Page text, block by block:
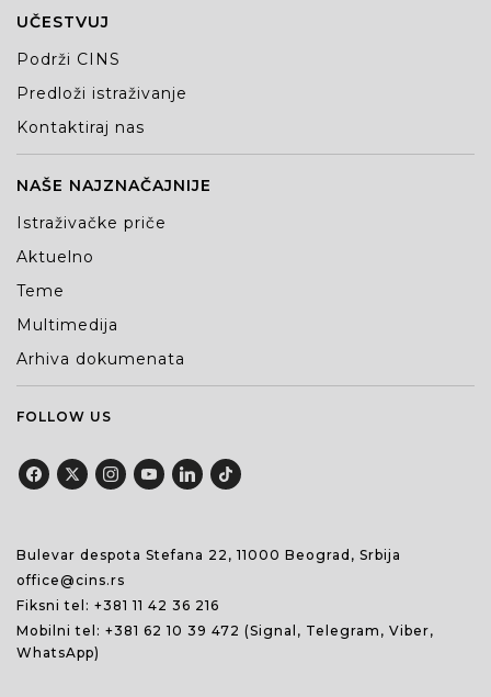
UČESTVUJ
Podrži CINS
Predloži istraživanje
Kontaktiraj nas
NAŠE NAJZNAČAJNIJE
Istraživačke priče
Aktuelno
Teme
Multimedija
Arhiva dokumenata
FOLLOW US
Bulevar despota Stefana 22, 11000 Beograd, Srbija
office@cins.rs
Fiksni tel: +381 11 42 36 216
Mobilni tel: +381 62 10 39 472 (Signal, Telegram, Viber,
WhatsApp)